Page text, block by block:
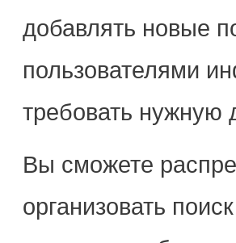
добавлять новые
пользователями
требовать
Вы сможете
организовать